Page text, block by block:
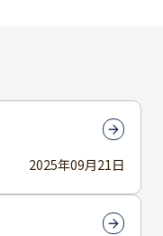
2025年09月21日